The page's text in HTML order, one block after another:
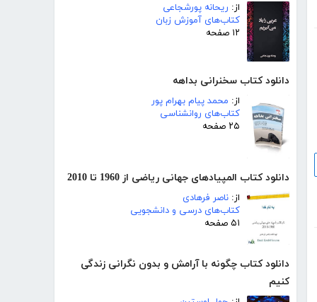
از: ریحانه پورشجاعی
کتاب‌های آموزش زبان
۱۲ صفحه
دانلود کتاب سخنرانی بداهه
از: محمد پیام بهرام پور
کتاب‌های روانشناسی
۲۵ صفحه
دانلود کتاب المپیادهای جهانی ریاضی از 1960 تا 2010
از: ناصر فرهادی
کتاب‌های درسی و دانشجویی
۵۱ صفحه
دانلود کتاب چگونه با آرامش و بدون نگرانی زندگی
کنیم